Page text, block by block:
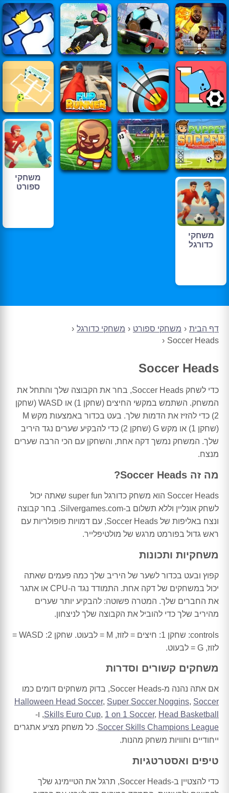
דף הבית משחקי ספורט
משחקי כדורגל
Soccer Heads
Soccer Heads
כדי לשחק Soccer Heads, בחר את הקבוצה שלך והתחל את
המשחק. השתמש במקשי החיצים (שחקן 1) או WASD (שחקן
2) כדי להזיז את הדמות שלך. בעט בכדור באמצעות מקש M
(שחקן 1) או מקש G (שחקן 2) כדי להבקיע שערים נגד היריב
שלך. המשחק נמשך דקה אחת, והשחקן עם הכי הרבה שערים
מנצח.
מה זה Soccer Heads?
Soccer Heads הוא משחק כדורגל super fun שאתה יכול
לשחק אונליין וללא תשלום ב-Silvergames.com. בחר קבוצה
ונצח באליפות של Soccer Heads, עם דמויות פופולריות עם
ראש גדול בפורמט מרגש של מולטיפלייר.
משחקיות ותכונות
קפוץ ובעט בכדור לשער של היריב שלך כמה פעמים שאתה
יכול במשחקים של דקה אחת. התמודד נגד ה-CPU או אתגר
את החברים שלך. המטרה פשוטה: להבקיע יותר שערים
מהיריב שלך כדי להוביל את הקבוצה שלך לניצחון.
controls: שחקן 1: חיצים = לזוז, M = לבעוט. שחקן 2: WASD =
לזוז, G = לבעוט.
משחקים קשורים וסדרות
אם אתה נהנה מ-Soccer Heads, בדוק משחקים דומים כמו
Halloween Head Soccer, Super Soccer Noggins, Soccer
Skills Euro Cup, 1 on 1 Soccer, Head Basketball
, ו-
Soccer Skills Champions League. כל משחק מציע אתגרים
ייחודיים וחוויות משחק מהנות.
טיפים ואסטרטגיות
כדי להצטיין ב-Soccer Heads, תרגל את הטיימינג שלך
משחקי
ספורט
משחקי
כדורגל